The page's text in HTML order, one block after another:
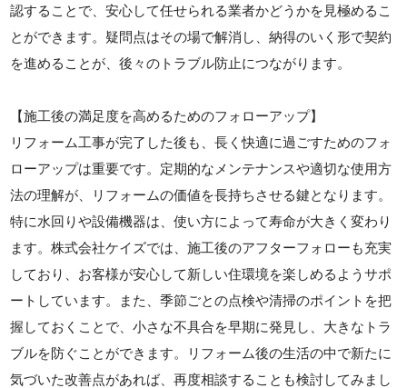
認することで、安心して任せられる業者かどうかを見極めるこ
とができます。疑問点はその場で解消し、納得のいく形で契約
を進めることが、後々のトラブル防止につながります。
【施工後の満足度を高めるためのフォローアップ】
リフォーム工事が完了した後も、長く快適に過ごすためのフォ
ローアップは重要です。定期的なメンテナンスや適切な使用方
法の理解が、リフォームの価値を長持ちさせる鍵となります。
特に水回りや設備機器は、使い方によって寿命が大きく変わり
ます。株式会社ケイズでは、施工後のアフターフォローも充実
しており、お客様が安心して新しい住環境を楽しめるようサポ
ートしています。また、季節ごとの点検や清掃のポイントを把
握しておくことで、小さな不具合を早期に発見し、大きなトラ
ブルを防ぐことができます。リフォーム後の生活の中で新たに
気づいた改善点があれば、再度相談することも検討してみまし